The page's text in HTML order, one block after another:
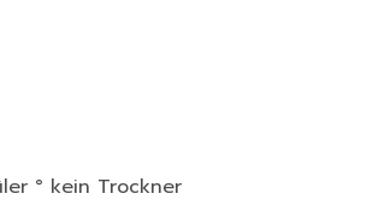
° kein Trockner